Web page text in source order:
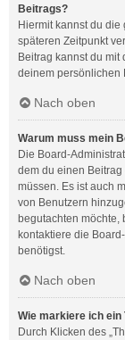
Beitrags?
Hiermit kannst du
späteren Zeitpunkt
Beitrag kannst du mit
deinem persönlichen
Nach oben
Warum muss mein
Die Board-
dem du einen
müssen. Es ist auch
von Benutzern
begutachten möchte,
kontaktiere die
benötigst.
Nach oben
Wie markiere ich ein
Durch Klicken des